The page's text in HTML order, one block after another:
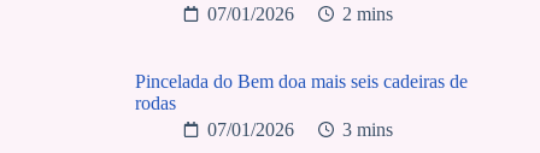
07/01/2026
2 mins
Pincelada do Bem doa mais seis cadeiras de
rodas
07/01/2026
3 mins